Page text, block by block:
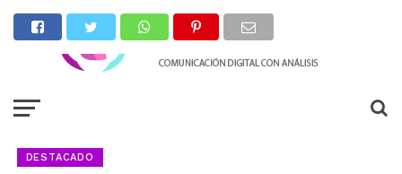
DESTACADO